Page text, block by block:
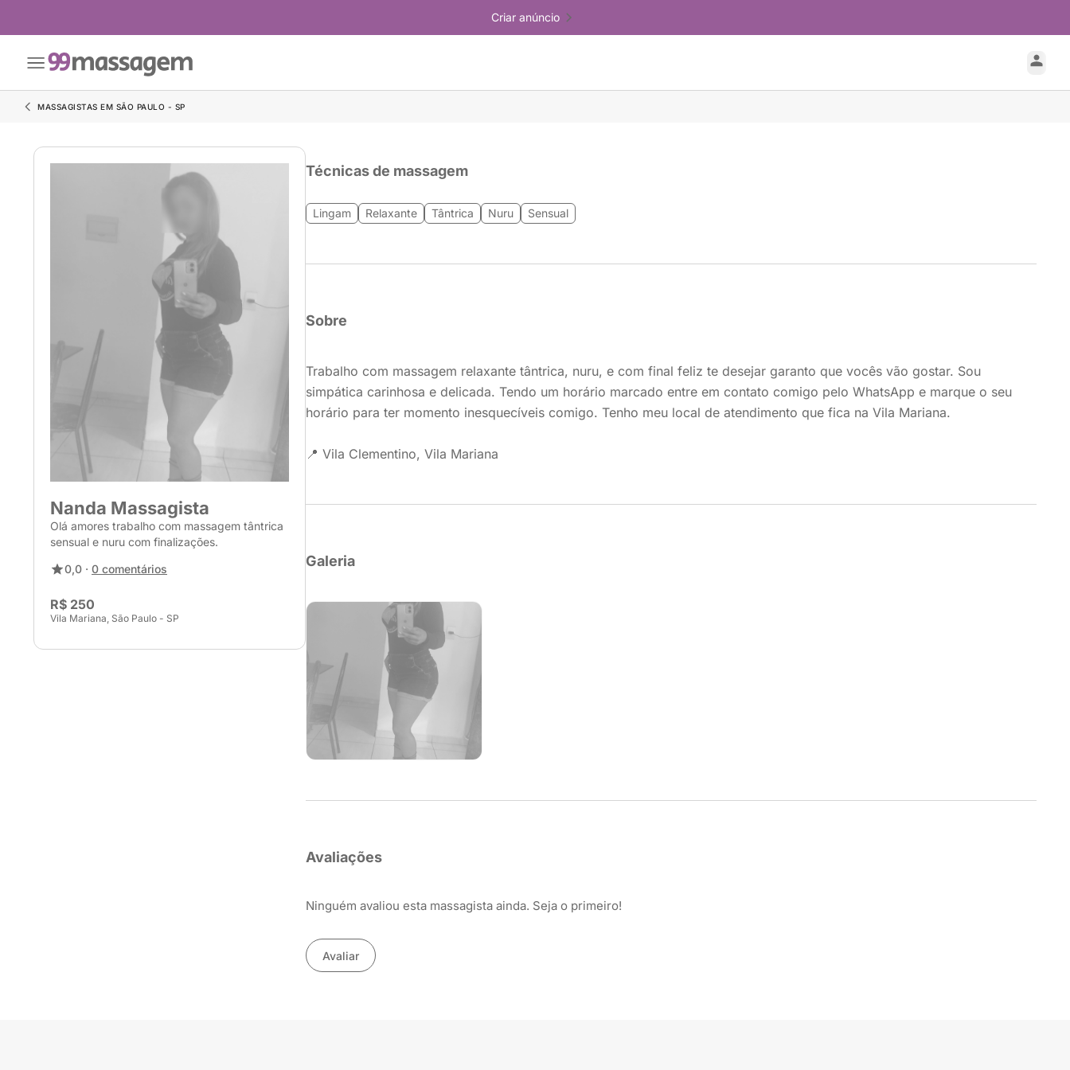
Criar anúncio
MASSAGISTAS EM SÃO PAULO - SP
Nanda Massagista
Olá amores trabalho com massagem tântrica
sensual e nuru com finalizações.
0,0 · 0 comentários
R$ 250
Vila Mariana, São Paulo - SP
Técnicas de massagem
Lingam Relaxante Tântrica Nuru Sensual
Sobre
Trabalho com massagem relaxante tântrica, nuru, e com final feliz te desejar garanto que vocês vão gostar. Sou
simpática carinhosa e delicada. Tendo um horário marcado entre em contato comigo pelo WhatsApp e marque o seu
horário para ter momento inesquecíveis comigo. Tenho meu local de atendimento que fica na Vila Mariana.
📍 Vila Clementino, Vila Mariana
Galeria
Avaliações
Ninguém avaliou esta massagista ainda. Seja o primeiro!
Avaliar